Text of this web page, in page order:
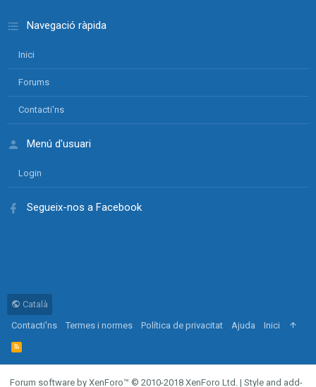
Navegació ràpida
Inici
Forums
Contacti'ns
Menú d'usuari
Login
Segueix-nos a Facebook
Català
Contacti'ns
Termes i normes Política de privacitat Ajuda Inici
R
S
S
Forum software by XenForo™ © 2010-2018 XenForo Ltd. | Style and add-